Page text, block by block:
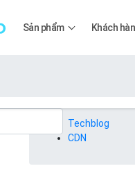
Sản phẩm Khách
Techblog
CDN